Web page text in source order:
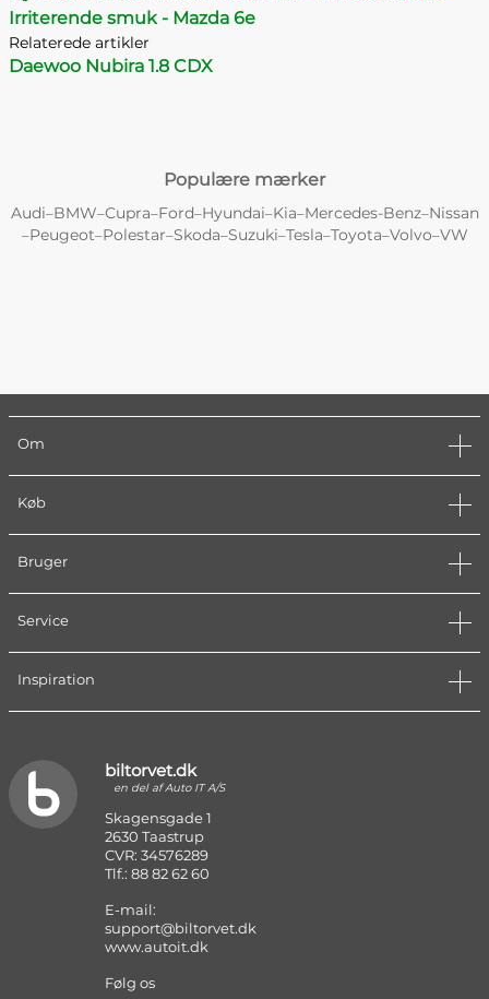
Irriterende smuk - Mazda 6e
Relaterede artikler
Daewoo Nubira 1.8 CDX
Populære mærker
Audi–BMW–Cupra–Ford–Hyundai–Kia–Mercedes-Benz–Nissan
–Peugeot–Polestar–Skoda–Suzuki–Tesla–Toyota–Volvo–VW
Om
Køb
Bruger
Service
Inspiration
biltorvet.dk
en del af Auto IT A/S
Skagensgade 1
2630 Taastrup
CVR: 34576289
Tlf.: 88 82 62 60
E-mail:
support@biltorvet.dk
www.autoit.dk
Følg os